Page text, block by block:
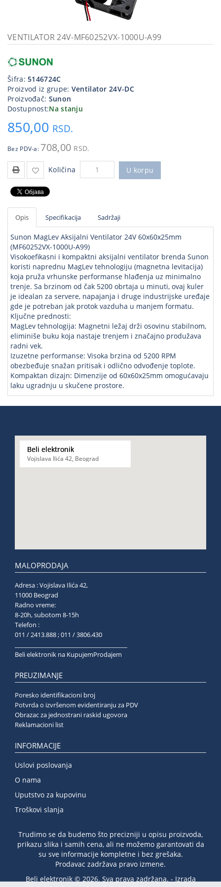
priključci
tehnika
Poslovna
oprema,računari
program
VENTILATOR 24V-MF60252VX-1000U-A99
Šifra:5146724C
Proizvod iz grupe: Ventilator 24V-DC
Proizvođač: Sunon
Dostupnost:Na stanju
850,00 RSD.
Bez PDV-a: 708,00 RSD.
Količina U korpu
Opis Specifikacija Sadržaji
Sunon MagLev Aksijalni Ventilator 24V 60x60x25mm
(MF60252VX-1000U-A99)
Visokoefikasni i kompaktni aksijalni ventilator brenda Sunon
koristi naprednu MagLev tehnologiju (magnetna levitacija)
koja pruža vrhunske performanse hlađenja uz minimalno
trenje. Sa brzinom od čak 5200 obrtaja u minuti, ovaj kuler
je idealan za servere, napajanja i druge industrijske uređaje
gde je potreban jak protok vazduha u manjem formatu.
Ključne prednosti:
MagLev tehnologija: Magnetni ležaj drži osovinu stabilnom,
eliminiše buku koja nastaje trenjem i značajno produžava
radni vek.
Izuzetne performanse: Visoka brzina od 5200 RPM
obezbeđuje snažan pritisak i odlično odvođenje toplote.
Kompaktan dizajn: Dimenzije od 60x60x25mm omogućavaju
laku ugradnju u skučene prostore.
Beli elektronik
Vojislava Ilića 42, Beograd
MALOPRODAJA
Adresa : Vojislava Ilića 42,
11000 Beograd
Radno vreme:
8-20h, subotom 8-15h
Telefon :
011 / 2413.888 ; 011 / 3806.430
Beli elektronik na KupujemProdajem
PREUZIMANJE
Poresko identifikacioni broj
Potvrda o izvršenom evidentiranju za PDV
Obrazac za jednostrani raskid ugovora
Reklamacioni list
INFORMACIJE
Uslovi poslovanja
O nama
Uputstvo za kupovinu
Troškovi slanja
Trudimo se da budemo što precizniji u opisu proizvoda,
prikazu slika i samih cena, ali ne možemo garantovati da
su sve informacije kompletne i bez grešaka.
Prodavac zadržava pravo izmene.
Beli elektronik © 2026. Sva prava zadržana. - Izrada